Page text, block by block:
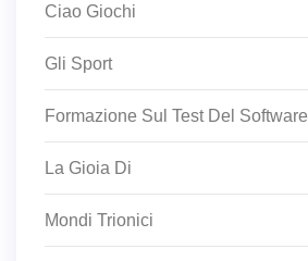
Ciao Giochi
Gli Sport
Formazione Sul Test Del Software
La Gioia Di
Mondi Trionici